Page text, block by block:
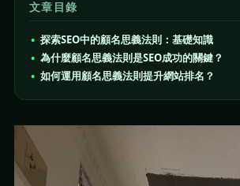
文章目錄
探索SEO中的顧名思義法則：基礎知識
為什麼顧名思義法則是SEO成功的關鍵？
如何運用顧名思義法則提升網站排名？